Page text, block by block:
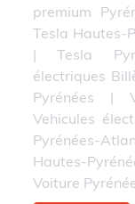
premium
Tesla Hautes-
|Tesla
électriques
Pyrénées |
Vehicules
Pyrénées-
Hautes-
Voiture